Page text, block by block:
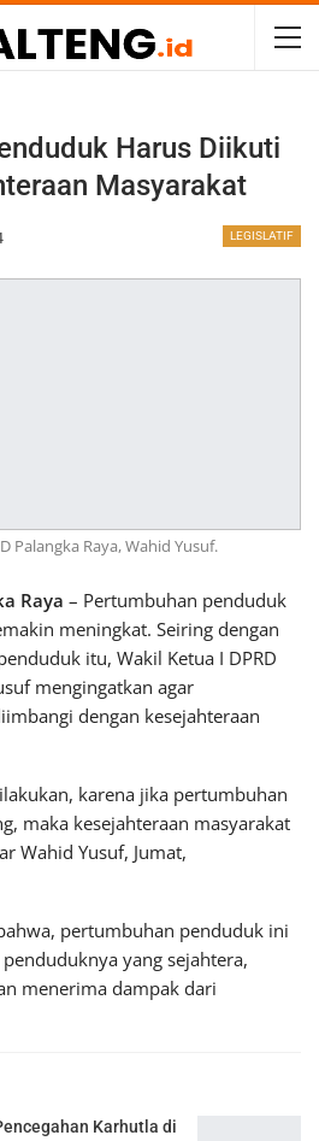
Harus Diikuti
Masyarakat
LEGISLATIF
Palangka Raya, Wahid Yusuf.
Raya – Pertumbuhan penduduk
meningkat. Seiring dengan
itu, Wakil Ketua I DPRD
mengingatkan agar
dengan kesejahteraan
karena jika pertumbuhan
maka kesejahteraan masyarakat
Wahid Yusuf, Jumat,
pertumbuhan penduduk ini
yang sejahtera,
menerima dampak dari
Karhutla di